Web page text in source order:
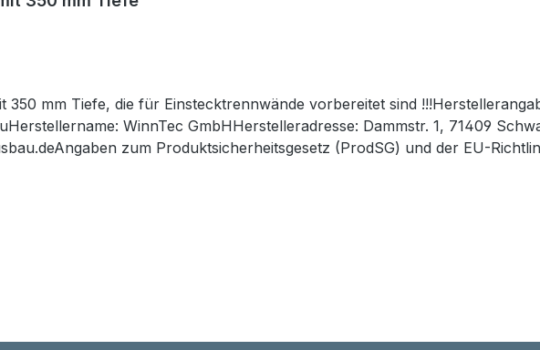
mm Tiefe, die für Einstecktrennwände vorbereitet sind
WinnTec GmbHHerstelleradresse: Dammstr. 1, 71409
zum Produktsicherheitsgesetz (ProdSG) und der EU-
wir Ihnen auf Anfrage entsprechende Annahme- oder